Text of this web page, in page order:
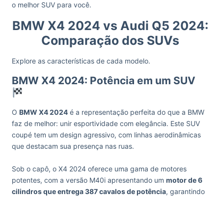
o melhor SUV para você.
BMW X4 2024 vs Audi Q5 2024:
Comparação dos SUVs
Explore as características de cada modelo.
BMW X4 2024: Potência em um SUV
O BMW X4 2024 é a representação perfeita do que a BMW
faz de melhor: unir esportividade com elegância. Este SUV
coupé tem um design agressivo, com linhas aerodinâmicas
que destacam sua presença nas ruas.
Sob o capô, o X4 2024 oferece uma gama de motores
potentes, com a versão M40i apresentando um motor de 6
cilindros que entrega 387 cavalos de potência, garantindo